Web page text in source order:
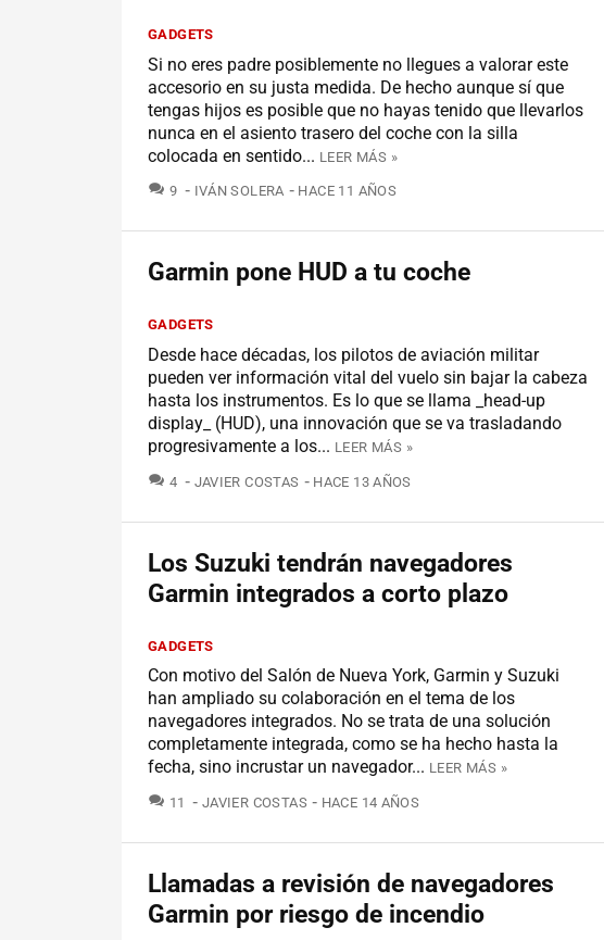
GADGETS
Si no eres padre posiblemente no llegues a valorar este
accesorio en su justa medida. De hecho aunque sí que
tengas hijos es posible que no hayas tenido que llevarlos
nunca en el asiento trasero del coche con la silla
colocada en sentido... LEER MÁS »
9 COMENTARIOS
IVÁN SOLERA HACE 11 AÑOS
Garmin pone HUD a tu coche
GADGETS
Desde hace décadas, los pilotos de aviación militar
pueden ver información vital del vuelo sin bajar la cabeza
hasta los instrumentos. Es lo que se llama _head-up
display_ (HUD), una innovación que se va trasladando
progresivamente a los... LEER MÁS »
4 COMENTARIOS
JAVIER COSTAS HACE 13 AÑOS
Los Suzuki tendrán navegadores
Garmin integrados a corto plazo
GADGETS
Con motivo del Salón de Nueva York, Garmin y Suzuki
han ampliado su colaboración en el tema de los
navegadores integrados. No se trata de una solución
completamente integrada, como se ha hecho hasta la
fecha, sino incrustar un navegador... LEER MÁS »
11 COMENTARIOS
JAVIER COSTAS HACE 14 AÑOS
Llamadas a revisión de navegadores
Garmin por riesgo de incendio